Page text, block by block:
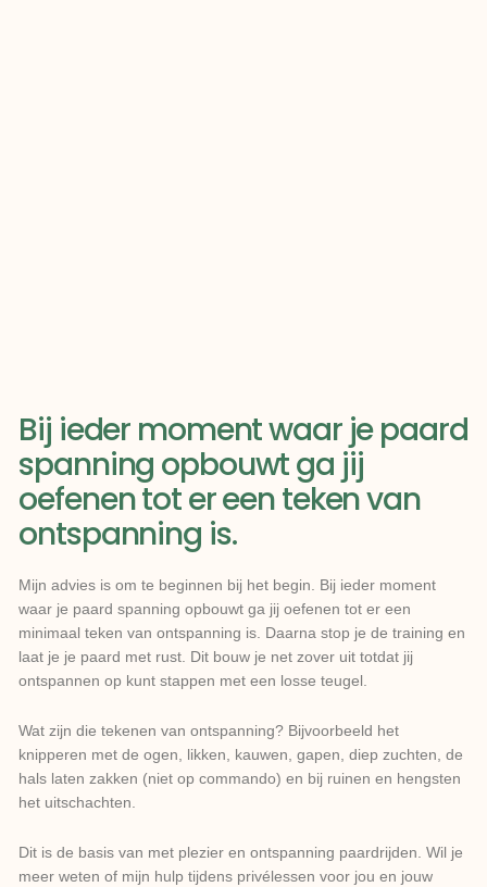
Bij ieder moment waar je paard
spanning opbouwt ga jij
oefenen tot er een teken van
ontspanning is.
Mijn advies is om te beginnen bij het begin. Bij ieder moment
waar je paard spanning opbouwt ga jij oefenen tot er een
minimaal teken van ontspanning is. Daarna stop je de training en
laat je je paard met rust. Dit bouw je net zover uit totdat jij
ontspannen op kunt stappen met een losse teugel.
Wat zijn die tekenen van ontspanning? Bijvoorbeeld het
knipperen met de ogen, likken, kauwen, gapen, diep zuchten, de
hals laten zakken (niet op commando) en bij ruinen en hengsten
het uitschachten.
Dit is de basis van met plezier en ontspanning paardrijden. Wil je
meer weten of mijn hulp tijdens privélessen voor jou en jouw